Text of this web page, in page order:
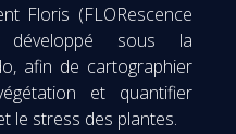
Floris (FLORescence
développé sous la
afin de cartographier
et quantifier
le stress des plantes.